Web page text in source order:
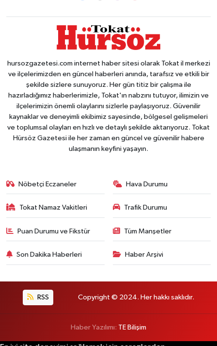
hursozgazetesi.com internet haber sitesi olarak Tokat il merkezi
ve ilçelerimizden en güncel haberleri anında, tarafsız ve etkili bir
şekilde sizlere sunuyoruz. Her gün titiz bir çalışma ile
hazırladığımız haberlerimizle, Tokat'ın nabzını tutuyor, ilimizin ve
ilçelerimizin önemli olaylarını sizlerle paylaşıyoruz. Güvenilir
kaynaklar ve deneyimli ekibimiz sayesinde, bölgesel gelişmeleri
ve toplumsal olayları en hızlı ve detaylı şekilde aktarıyoruz. Tokat
Hürsöz Gazetesi ile her zaman en güncel ve güvenilir habere
ulaşmanın keyfini yaşayın.
Nöbetçi Eczaneler Hava Durumu
Tokat Namaz Vakitleri Trafik Durumu
Puan Durumu ve Fikstür Tüm Manşetler
Son Dakika Haberleri Haber Arşivi
RSS Copyright © 2024. Her hakkı saklıdır.
Haber Yazılımı: TE Bilişim